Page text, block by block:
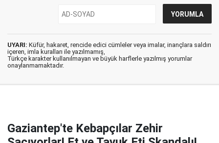
UYARI: Küfür, hakaret, rencide edici cümleler veya imalar, inançlara saldırı
içeren, imla kuralları ile yazılmamış,
Türkçe karakter kullanılmayan ve büyük harflerle yazılmış yorumlar
onaylanmamaktadır.
Gaziantep'te Kebapçılar Zehir